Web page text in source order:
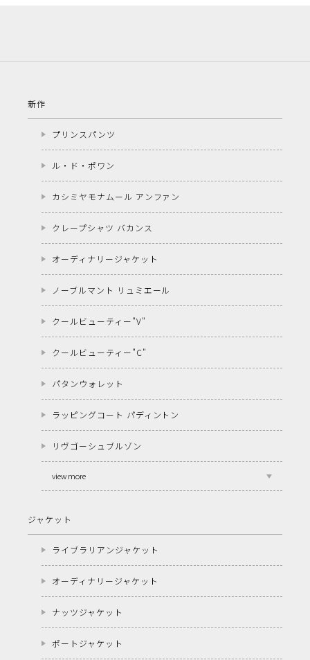
新作
プリンスパンツ
ル・ド・ポワン
カシミヤモナムール アンファン
クレープシャツ バカンス
オーディナリージャケット
ノーブルマント リュミエール
クールビューティー"V"
クールビューティー"C"
パタンウォレット
ラッピングコート パディントン
リヴゴーシュブルゾン
view more
ジャケット
ライブラリアンジャケット
オーディナリージャケット
ナッツジャケット
ポートジャケット